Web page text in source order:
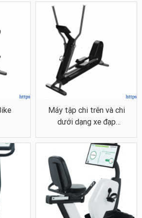
máy tập đi bộ phù
người bệnh và khả năng phục hồi để lựa
hợp. Ví dụ: các dòng máy tập dạng thảm
nhân giai đoạn đầu phục hồi, tiếp theo là
xe đạp và giai đoạn cuối cùng là tập đi
giá đỡ.
tập đi bộ uy tín từ các thương hiệu lớn,
định. Đồng thời các tính năng của máy
dụng.
dòng máy tập, hãy tới các đơn vị phân phối
vấn.
– Thiết bị y tế Hải
là đơn vị cung cấp cácmáy tập đihiện
Máy tập chi trên và chi
dưới dạng xe đạp